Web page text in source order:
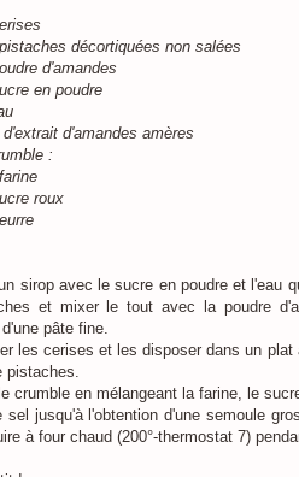
décortiquées non salées
d'amandes
en poudre
d'amandes amères
:
roux
sirop avec le sucre en poudre et
et mixer le tout avec la poudre
pâte fine.
les cerises et les disposer dans un
pistaches.
crumble en mélangeant la farine, le
sel jusqu'à l'obtention d'une semoule
à four chaud (200°-thermostat 7)